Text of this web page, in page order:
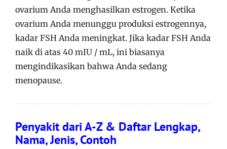
ovarium Anda menghasilkan estrogen. Ketika
ovarium Anda menunggu produksi estrogennya,
kadar FSH Anda meningkat. Jika kadar FSH Anda
naik di atas 40 mIU / mL, ini biasanya
mengindikasikan bahwa Anda sedang
menopause.
Penyakit dari A-Z & Daftar Lengkap,
Nama, Jenis, Contoh